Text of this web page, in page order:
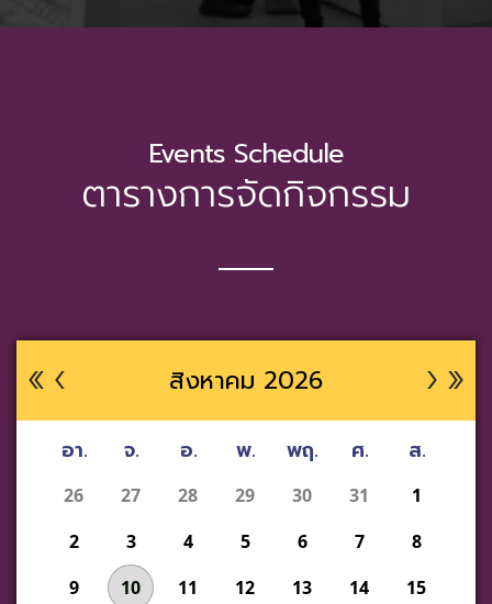
Events Schedule
ตารางการจัดกิจกรรม
สิงหาคม 2026
อา. จ. อ. พ. พฤ. ศ. ส.
26 27 28 29 30 31
1
2
3 4 5 6 7
8
9
10 11 12 13 14
15